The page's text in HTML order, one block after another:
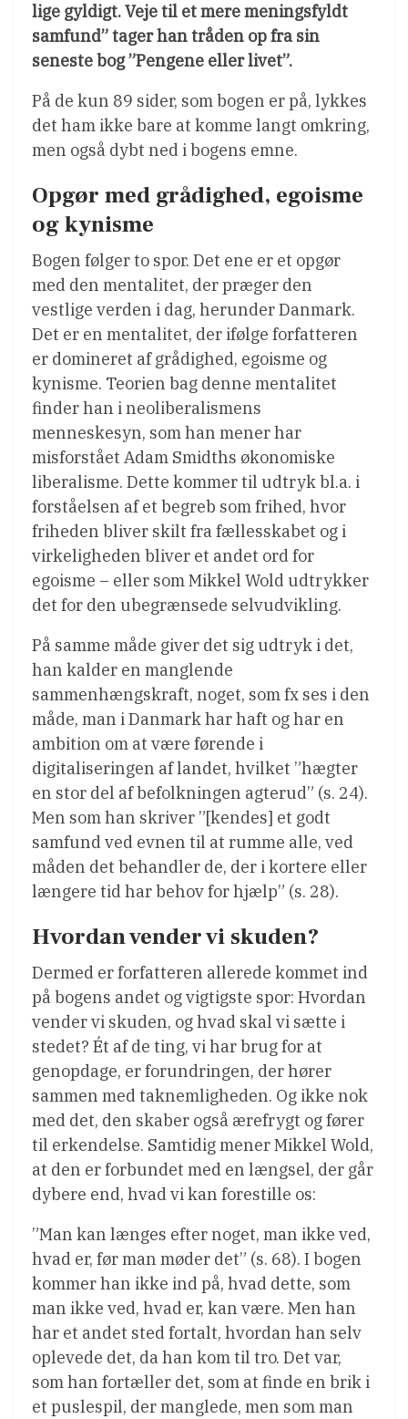
lige gyldigt. Veje til et mere meningsfyldt
samfund” tager han tråden op fra sin
seneste bog ”Pengene eller livet”.
På de kun 89 sider, som bogen er på, lykkes
det ham ikke bare at komme langt omkring,
men også dybt ned i bogens emne.
Opgør med grådighed, egoisme
og kynisme
Bogen følger to spor. Det ene er et opgør
med den mentalitet, der præger den
vestlige verden i dag, herunder Danmark.
Det er en mentalitet, der ifølge forfatteren
er domineret af grådighed, egoisme og
kynisme. Teorien bag denne mentalitet
finder han i neoliberalismens
menneskesyn, som han mener har
misforstået Adam Smidths økonomiske
liberalisme. Dette kommer til udtryk bl.a. i
forståelsen af et begreb som frihed, hvor
friheden bliver skilt fra fællesskabet og i
virkeligheden bliver et andet ord for
egoisme – eller som Mikkel Wold udtrykker
det for den ubegrænsede selvudvikling.
På samme måde giver det sig udtryk i det,
han kalder en manglende
sammenhængskraft, noget, som fx ses i den
måde, man i Danmark har haft og har en
ambition om at være førende i
digitaliseringen af landet, hvilket ”hægter
en stor del af befolkningen agterud” (s. 24).
Men som han skriver ”[kendes] et godt
samfund ved evnen til at rumme alle, ved
måden det behandler de, der i kortere eller
længere tid har behov for hjælp” (s. 28).
Hvordan vender vi skuden?
Dermed er forfatteren allerede kommet ind
på bogens andet og vigtigste spor: Hvordan
vender vi skuden, og hvad skal vi sætte i
stedet? Ét af de ting, vi har brug for at
genopdage, er forundringen, der hører
sammen med taknemligheden. Og ikke nok
med det, den skaber også ærefrygt og fører
til erkendelse. Samtidig mener Mikkel Wold,
at den er forbundet med en længsel, der går
dybere end, hvad vi kan forestille os:
”Man kan længes efter noget, man ikke ved,
hvad er, før man møder det” (s. 68). I bogen
kommer han ikke ind på, hvad dette, som
man ikke ved, hvad er, kan være. Men han
har et andet sted fortalt, hvordan han selv
oplevede det, da han kom til tro. Det var,
som han fortæller det, som at finde en brik i
et puslespil, der manglede, men som man